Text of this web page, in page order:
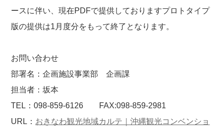
ースに伴い、現在PDFで提供しておりますプロトタイプ
版の提供は1月度分をもって終了となります。
お問い合わせ
部署名：企画施設事業部 企画課
担当者：坂本
TEL：098-859-6126 FAX:098-859-2981
URL： おきなわ観光地域カルテ｜沖縄観光コンベンショ